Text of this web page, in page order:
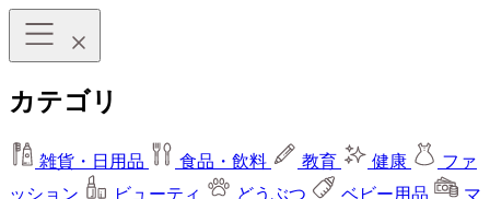
カテゴリ
雑貨・日用品 食品・飲料 教育 健康
ファ
ッション
ビューティ どうぶつ ベビー用品
マ